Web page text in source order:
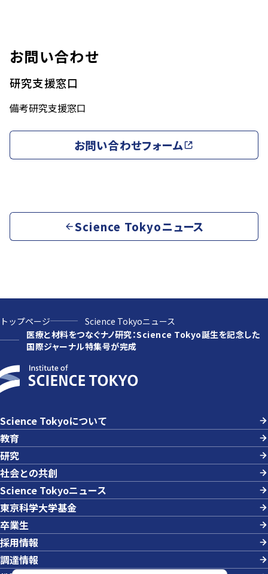
お問い合わせ
研究支援窓口
備考研究支援窓口
お問い合わせフォーム
Science Tokyoニュース
トップページ
Science Tokyoニュース
医療と材料をつなぐナノ研究：Science Tokyo誕生を記念した
国際ジャーナル特集号が完成
Science Tokyoについて
教育
研究
社会との共創
Science Tokyoニュース
東京科学大学基金
卒業生
採用情報
調達情報